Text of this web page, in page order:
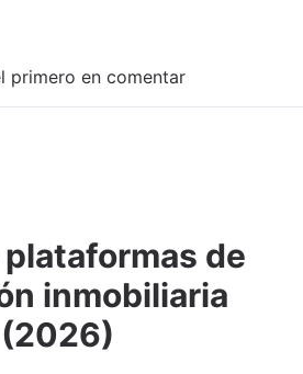
primero en comentar
Adjuntar imagen Comentar
de
inmobiliaria
(2026)